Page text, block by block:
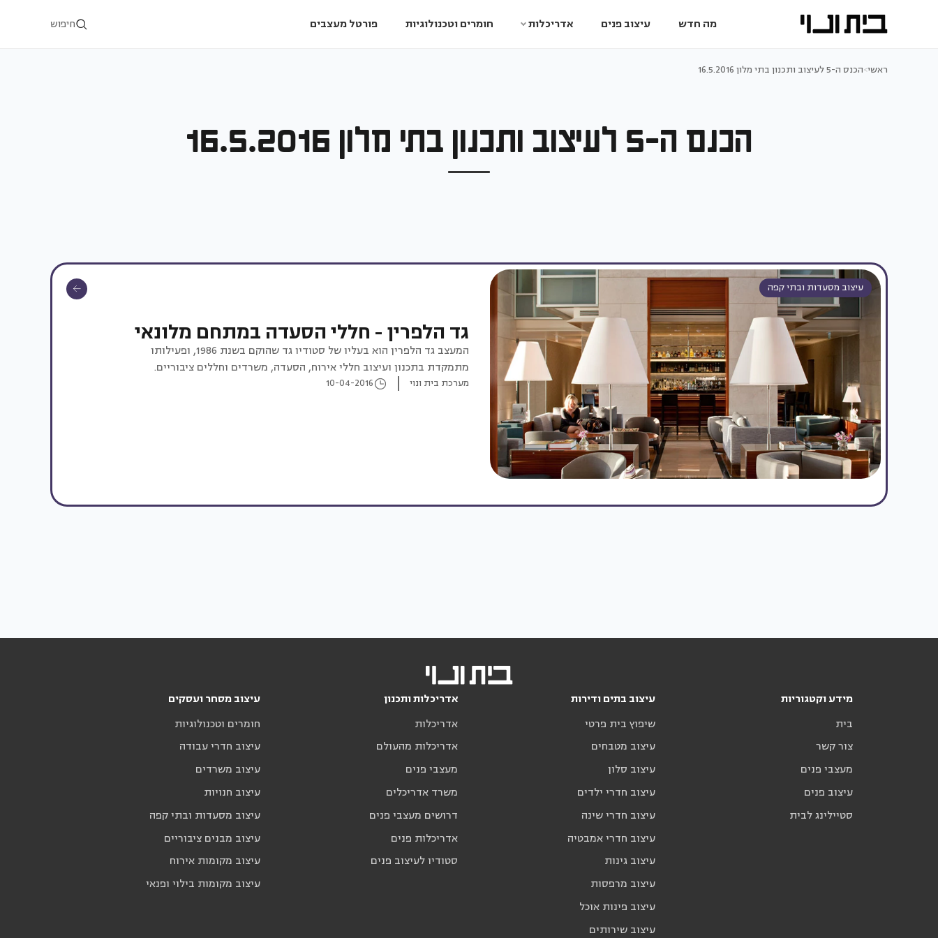
מה חדש עיצוב פנים אדריכלות חומרים וטכנולוגיות פורטל מעצבים חיפוש
ראשי>הכנס ה-5 לעיצוב ותכנון בתי מלון 16.5.2016
הכנס ה-5 לעיצוב ותכנון בתי מלון 16.5.2016
עיצוב מסעדות ובתי קפה
גד הלפרין - חללי הסעדה במתחם מלונאי
המעצב גד הלפרין הוא בעליו של סטודיו גד שהוקם בשנת 1986, ופעילותו
מתמקדת בתכנון ועיצוב חללי אירוח, הסעדה, משרדים וחללים ציבוריים.
מערכת בית ונוי 10-04-2016
מידע וקטגוריות
בית
צור קשר
מעצבי פנים
עיצוב פנים
סטיילינג לבית
עיצוב בתים ודירות
שיפוץ בית פרטי
עיצוב מטבחים
עיצוב סלון
עיצוב חדרי ילדים
עיצוב חדרי שינה
עיצוב חדרי אמבטיה
עיצוב גינות
עיצוב מרפסות
עיצוב פינות אוכל
עיצוב שירותים
אדריכלות ותכנון
אדריכלות
אדריכלות מהעולם
מעצבי פנים
משרד אדריכלים
דרושים מעצבי פנים
אדריכלות פנים
סטודיו לעיצוב פנים
עיצוב מסחר ועסקים
חומרים וטכנולוגיות
עיצוב חדרי עבודה
עיצוב משרדים
עיצוב חנויות
עיצוב מסעדות ובתי קפה
עיצוב מבנים ציבוריים
עיצוב מקומות אירוח
עיצוב מקומות בילוי ופנאי